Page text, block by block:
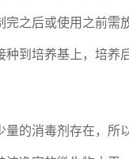
之后或使用之前需
到培养基上，培养
的消毒剂存在，所